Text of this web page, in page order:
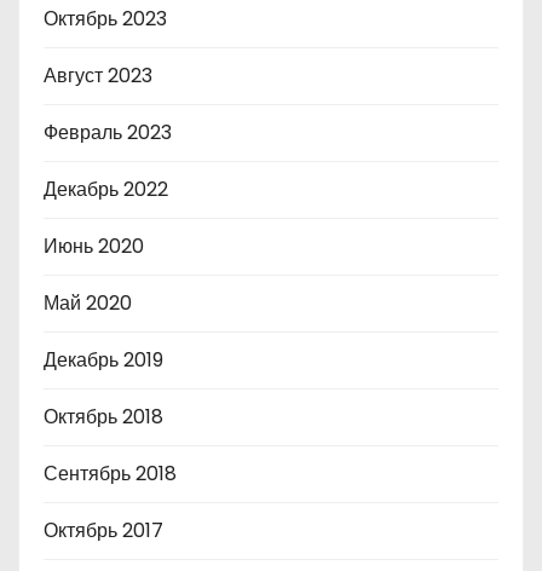
Октябрь 2023
Август 2023
Февраль 2023
Декабрь 2022
Июнь 2020
Май 2020
Декабрь 2019
Октябрь 2018
Сентябрь 2018
Октябрь 2017